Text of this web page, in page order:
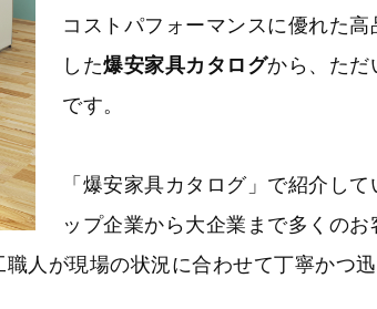
コストパフォーマンスに優れた
した爆安家具カタログから、ただ
です。
「爆安家具カタログ」で紹介し
ップ企業から大企業まで多くの
人が現場の状況に合わせて丁寧かつ